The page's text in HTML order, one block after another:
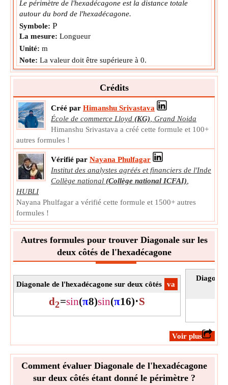
Le périmètre de l'hexadécagone est la distance totale
autour du bord de l'hexadécagone.
Symbole: P
La mesure: Longueur
Unité: m
Note: La valeur doit être supérieure à 0.
Crédits
Créé par Himanshu Srivastava
École de commerce Lloyd (KG) Grand Noida
Himanshu Srivastava a créé cette formule et 100+
autres formules !
Vérifié par Nayana Phulfagar
Institut des analystes agréés et financiers de l'Inde
Collège national (Collège national ICFAI)
HUBLI
Nayana Phulfagar a vérifié cette formule et 1500+ autres
formules !
Autres formules pour trouver Diagonale sur les
deux côtés de l'hexadécagone
​va
Diagonale de l'hexadécagone sur deux côtés
d2=sin(π8)sin(π16)⋅S
​Voir plus
Comment évaluer Diagonale de l'hexadécagone
sur deux côtés étant donné le périmètre ?